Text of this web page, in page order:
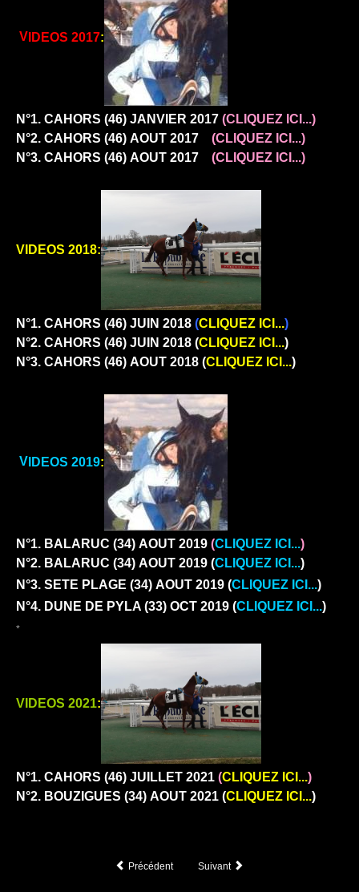
V DEOS 2017:
N°1. CAHORS (46) JANVIER 2017 (CLIQUEZ ICI...)
N°2. CAHORS (46) AOUT 2017 (CLIQUEZ ICI...)
N°3. CAHORS (46) AOUT 2017 (CLIQUEZ ICI...)
VIDEOS 2018:
N°1. CAHORS (46) JUIN 2018 (CLIQUEZ ICI...)
N°2. CAHORS (46) JUIN 2018 (CLIQUEZ ICI...)
N°3. CAHORS (46) AOUT 2018 (CLIQUEZ ICI...)
V DEOS 2019:
N°1. BALARUC (34) AOUT 2019 (CLIQUEZ ICI...)
N°2. BALARUC (34) AOUT 2019 (CLIQUEZ ICI...)
N°3. SETE PLAGE (34) AOUT 2019 (CLIQUEZ ICI...)
N°4. DUNE DE PYLA (33) OCT 2019 (CLIQUEZ ICI...)
*
VIDEOS 2021:
N°1. CAHORS (46) JUILLET 2021 (CLIQUEZ ICI...)
N°2. BOUZIGUES (34) AOUT 2021 (CLIQUEZ ICI...)
Précédent Suivant